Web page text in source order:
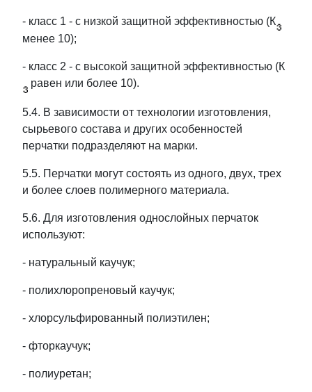
- класс 1 - с низкой защитной эффективностью (К
менее 10);
- класс 2 - с высокой защитной эффективностью (К
равен или более 10).
5.4. В зависимости от технологии изготовления,
сырьевого состава и других особенностей
перчатки подразделяют на марки.
5.5. Перчатки могут состоять из одного, двух, трех
и более слоев полимерного материала.
5.6. Для изготовления однослойных перчаток
используют:
- натуральный каучук;
- полихлоропреновый каучук;
- хлорсульфированный полиэтилен;
- фторкаучук;
- полиуретан;